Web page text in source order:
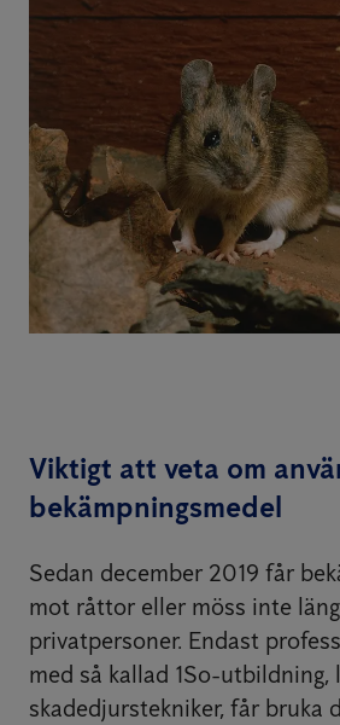
Viktigt att veta om
bekämpningsmedel
Sedan december 2019 får
mot råttor eller möss inte
privatpersoner. Endast
med så kallad 1So-
skadedjurstekniker, får bruka